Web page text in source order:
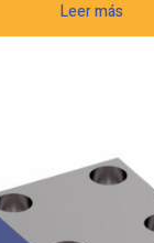
Leer más